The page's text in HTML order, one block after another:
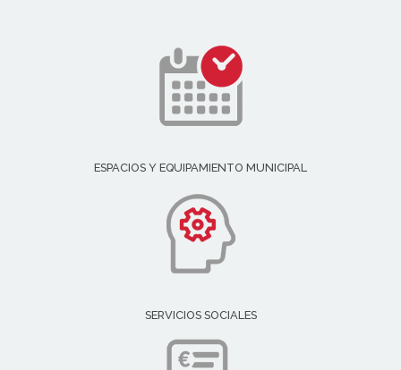
ESPACIOS Y EQUIPAMIENTO MUNICIPAL
SERVICIOS SOCIALES